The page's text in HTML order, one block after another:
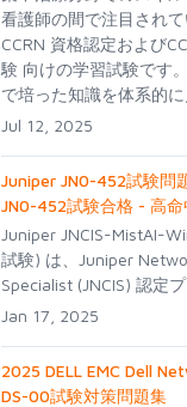
看護師の間で注目され
CCRN 資格認定および
験 向けの学習試験です
で培った知識を体系的に
Jul 12, 2025
Juniper JN0-452試験問
JN0-452試験合格 - 高
Juniper JNCIS-MistAI-
試験) は、Juniper
Specialist (JNCIS) 認定プ
Jan 17, 2025
2025 DELL EMC Dell
DS-00試験対策問題集